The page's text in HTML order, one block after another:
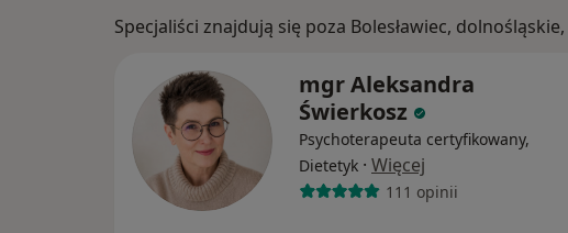
Specjaliści znajdują się poza Bolesławiec,
mgr Aleksandra
Świerkosz
Psychoterapeuta certyfikowany,
Dietetyk · Więcej
111 opinii